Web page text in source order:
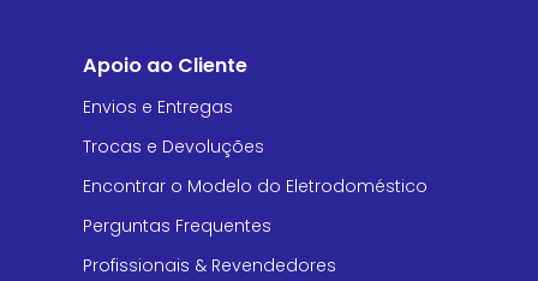
Apoio ao Cliente
Envios e Entregas
Trocas e Devoluções
Encontrar o Modelo do Eletrodoméstico
Perguntas Frequentes
Profissionais & Revendedores